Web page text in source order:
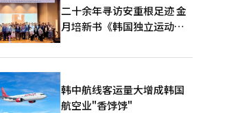
二十余年寻访安重根足迹 金
月培新书《韩国独立运动圣
版
韩中航线客运量大增成韩国
航空业"香饽饽"